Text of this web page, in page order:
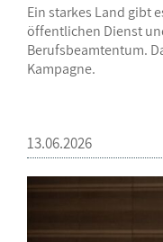
Ein starkes Land gibt
öffentlichen Dienst
Berufsbeamtentum.
Kampagne.
13.06.2026